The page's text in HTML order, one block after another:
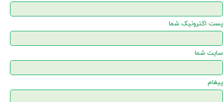
پست اکترونیک شما
سایت شما
پیغام